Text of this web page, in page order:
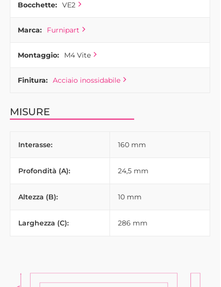
Bocchette: VE2
Marca: Furnipart
Montaggio: M4 Vite
Finitura: Acciaio inossidabile
MISURE
Interasse: 160 mm
Profondità (A): 24,5 mm
Altezza (B): 10 mm
Larghezza (C): 286 mm